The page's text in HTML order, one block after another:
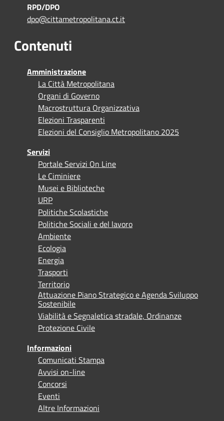
RPD/DPO
dpo@cittametropolitana.ct.it
Contenuti
Amministrazione
La Città Metropolitana
Organi di Governo
Macrostruttura Organizzativa
Elezioni Trasparenti
Elezioni del Consiglio Metropolitano 2025
Servizi
Portale Servizi On Line
Le Ciminiere
Musei e Biblioteche
URP
Politiche Scolastiche
Politiche Sociali e del lavoro
Ambiente
Ecologia
Energia
Trasporti
Territorio
Attuazione Piano Strategico e Agenda Sviluppo
Sostenibile
Viabilità e Segnaletica stradale, Ordinanze
Protezione Civile
Informazioni
Comunicati Stampa
Avvisi on-line
Concorsi
Eventi
Altre Informazioni